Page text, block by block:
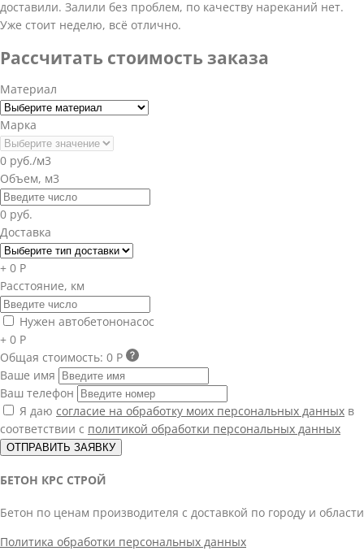
доставили. Залили без проблем, по качеству нареканий нет.
Уже стоит неделю, всё отлично.
Рассчитать стоимость заказа
Материал
Марка
0 руб./м3
Объем, м3
0 руб.
Доставка
+ 0 Р
Расстояние, км
Нужен автобетононасос
+ 0 Р
Общая стоимость: 0 Р
Ваше имя
Ваш телефон
Я даю согласие на обработку моих персональных данных в
соответствии с политикой обработки персональных данных
ОТПРАВИТЬ ЗАЯВКУ
БЕТОН КРС СТРОЙ
Бетон по ценам производителя с доставкой по городу и области
Политика обработки персональных данных